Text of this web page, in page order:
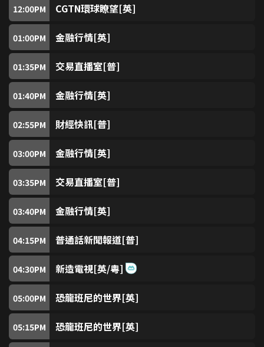
黃金翡翠台 (免費)
81
82
84 明珠台 (免費)
86 千禧經典台
87 亞洲劇台
華語劇台
90
91
12:00PM CGTN環球瞭望[英]
01:00PM 金融行情[英]
01:35PM 交易直播室[普]
01:40PM 金融行情[英]
02:55PM 財經快訊[普]
03:00PM 金融行情[英]
03:35PM 交易直播室[普]
03:40PM 金融行情[英]
04:15PM 普通話新聞報道[普]
04:30PM 新造電視[英/粵]
05:00PM 恐龍班尼的世界[英]
05:15PM 恐龍班尼的世界[英]